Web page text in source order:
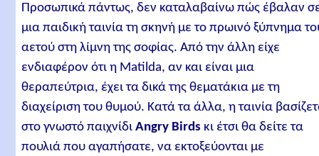
Προσωπικά πάντως, δεν καταλαβαίνω πώς έβαλαν
μια παιδική ταινία τη σκηνή με το πρωινό ξύπνημα
αετού στη λίμνη της σοφίας. Από την άλλη είχε
ενδιαφέρον ότι η Matilda, αν και είναι μια
θεραπεύτρια, έχει τα δικά της θεματάκια με τη
διαχείριση του θυμού. Κατά τα άλλα, η ταινία
στο γνωστό παιχνίδιAngry Birds κι έτσι θα δείτε τα
πουλιά που αγαπήσατε, να εκτοξεύονται με